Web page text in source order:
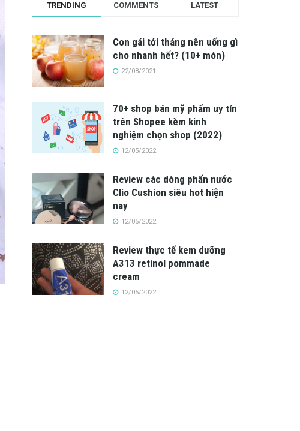
TRENDING COMMENTS LATEST
Con gái tới tháng nên uống gì
cho nhanh hết? (10+ món)
22/08/2021
70+ shop bán mỹ phẩm uy tín
trên Shopee kèm kinh
nghiệm chọn shop (2022)
12/05/2022
Review các dòng phấn nước
Clio Cushion siêu hot hiện
nay
12/05/2022
Review thực tế kem dưỡng
A313 retinol pommade
cream
12/05/2022